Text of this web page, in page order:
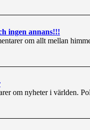
ingen annans!!!
om allt mellan
om nyheter i världen.